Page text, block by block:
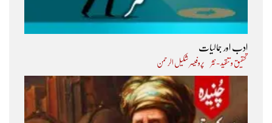
ادب اور جمالیات
تحقیق و تنقید - نثر پروفیسر شکیل الرحمن